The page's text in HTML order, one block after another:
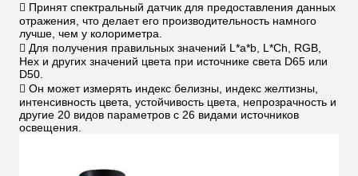
 Принят спектральный датчик для предоставления данных
отражения, что делает его производительность намного
лучше, чем у колориметра.
 Для получения правильных значений L*a*b, L*Ch, RGB,
Hex и других значений цвета при источнике света D65 или
D50.
 Он может измерять индекс белизны, индекс желтизны,
интенсивность цвета, устойчивость цвета, непрозрачность и
другие 20 видов параметров с 26 видами источников
освещения.